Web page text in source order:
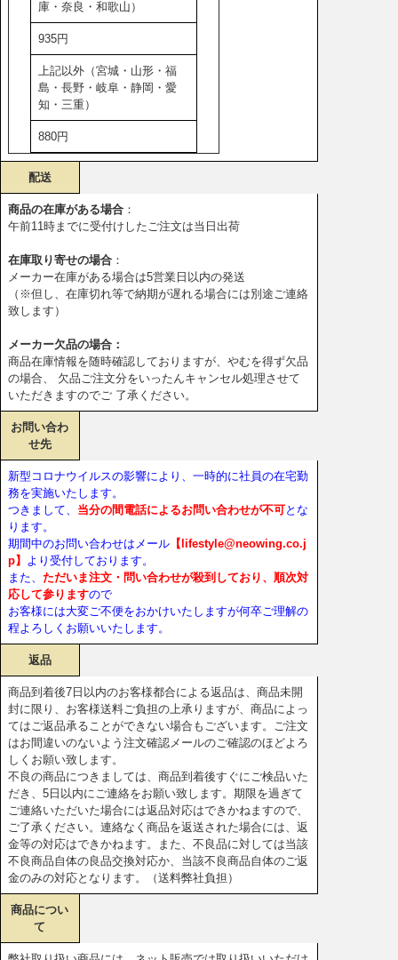
庫・奈良・和歌山）
935円
上記以外（宮城・山形・福
島・長野・岐阜・静岡・愛
知・三重）
880円
配送
商品の在庫がある場合 ：
午前11時までに受付けしたご注文は当日出荷
在庫取り寄せの場合 ：
メーカー在庫がある場合は5営業日以内の発送
（※但し、在庫切れ等で納期が遅れる場合には別途ご連絡
致します）
メーカー欠品の場合：
商品在庫情報を随時確認しておりますが、やむを得ず欠品
の場合、 欠品ご注文分をいったんキャンセル処理させて
いただきますのでご 了承ください。
お問い合わ
せ先
新型コロナウイルスの影響により、一時的に社員の在宅勤
務を実施いたします。
つきまして、 当分の間電話によるお問い合わせが不可とな
ります。
期間中のお問い合わせはメール 【lifestyle@neowing.co.j
p】
より受付しております。
また、 ただいま注文・問い合わせが殺到しており、順次対
応して参りますので
お客様には大変ご不便をおかけいたしますが何卒ご理解の
程よろしくお願いいたします。
返品
商品到着後7日以内のお客様都合による返品は、商品未開
封に限り、お客様送料ご負担の上承りますが、商品によっ
てはご返品承ることができない場合もございます。ご注文
はお間違いのないよう注文確認メールのご確認のほどよろ
しくお願い致します。
不良の商品につきましては、商品到着後すぐにご検品いた
だき、5日以内にご連絡をお願い致します。期限を過ぎて
ご連絡いただいた場合には返品対応はできかねますので、
ご了承ください。連絡なく商品を返送された場合には、返
金等の対応はできかねます。また、不良品に対しては当該
不良商品自体の良品交換対応か、当該不良商品自体のご返
金のみの対応となります。（送料弊社負担）
商品につい
て